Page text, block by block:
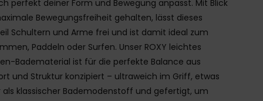
perfekt deiner Form und Bewegung anpasst. Mit Blick
Bewegungsfreiheit gehalten, lässt dieses
Schultern und Arme frei und ist damit ideal zum
Paddeln oder Surfen. Unser ROXY leichtes
Badematerial ist für die perfekte Balance aus
und Struktur konzipiert – ultraweich im Griff, etwas
als klassischer Bademodenstoff und gefertigt, um